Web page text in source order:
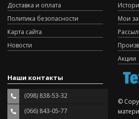
Доставка и оплата
Политика безопасности
Карта сайта
Новости
Мои
Акции
Наши контакты
(098) 838-53-32
(066) 843-05-77
©